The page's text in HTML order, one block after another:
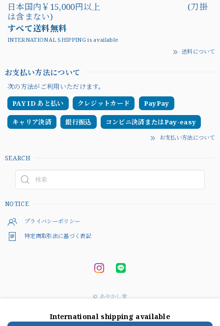
日本国内￥15,000円以上 (刀掛
は含まない)
すべて送料無料
INTERNATIONAL SHIPPING is available
送料について
お支払い方法について
次の方法がご利用いただけます。
PAY ID あと払い
クレジットカード PayPay
キャリア決済 銀行振込 コンビニ決済またはPay-easy
お支払い方法について
SEARCH
NOTICE
プライバシーポリシー
特定商取引法に基づく表記
© あやかし堂
International shipping available